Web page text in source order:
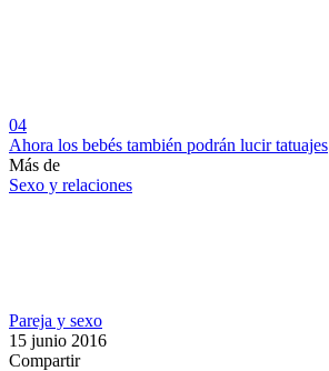
04
Ahora los bebés también podrán lucir tatuajes
Más de
Sexo y relaciones
Pareja y sexo
15 junio 2016
Compartir